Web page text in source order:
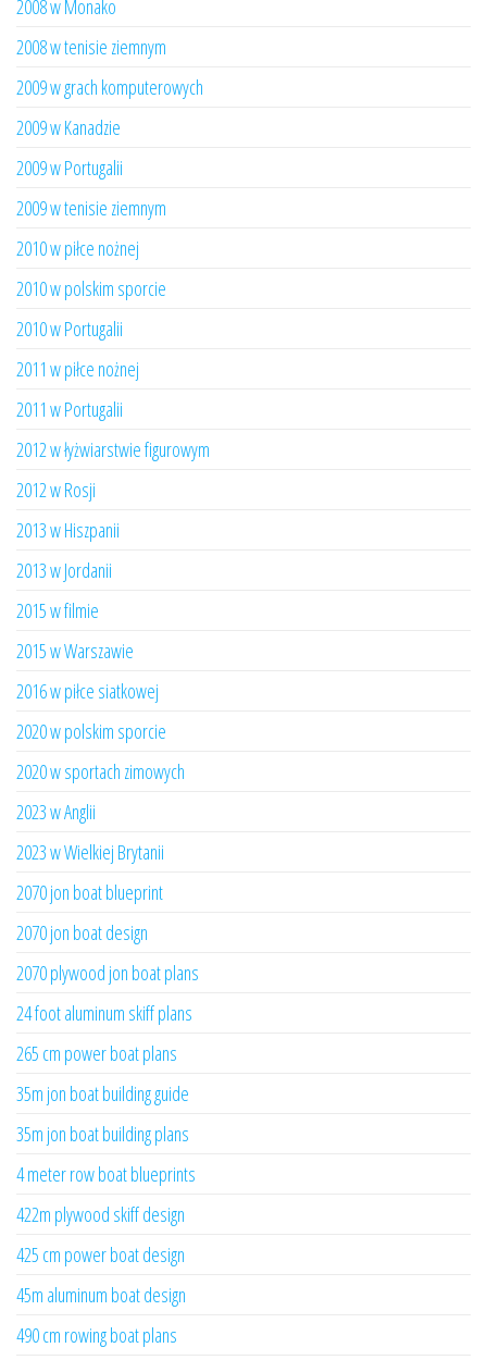
2008 w Monako
2008 w tenisie ziemnym
2009 w grach komputerowych
2009 w Kanadzie
2009 w Portugalii
2009 w tenisie ziemnym
2010 w piłce nożnej
2010 w polskim sporcie
2010 w Portugalii
2011 w piłce nożnej
2011 w Portugalii
2012 w łyżwiarstwie figurowym
2012 w Rosji
2013 w Hiszpanii
2013 w Jordanii
2015 w filmie
2015 w Warszawie
2016 w piłce siatkowej
2020 w polskim sporcie
2020 w sportach zimowych
2023 w Anglii
2023 w Wielkiej Brytanii
2070 jon boat blueprint
2070 jon boat design
2070 plywood jon boat plans
24 foot aluminum skiff plans
265 cm power boat plans
35m jon boat building guide
35m jon boat building plans
4 meter row boat blueprints
422m plywood skiff design
425 cm power boat design
45m aluminum boat design
490 cm rowing boat plans